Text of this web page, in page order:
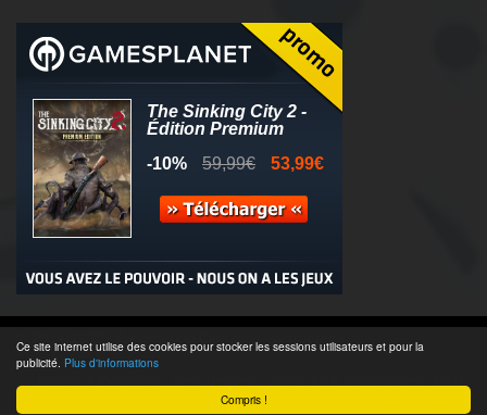
Compris !
Ce site internet utilise des cookies pour stocker les sessions utilisateurs et pour la
publicité. Plus d'informations